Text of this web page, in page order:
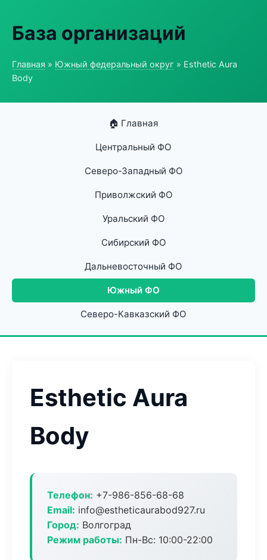
База организаций
Главная » Южный федеральный округ » Esthetic Aura
Body
🏠 Главная
Центральный ФО
Северо-Западный ФО
Приволжский ФО
Уральский ФО
Сибирский ФО
Дальневосточный ФО
Южный ФО
Северо-Кавказский ФО
Esthetic Aura
Body
Телефон: +7-986-856-68-68
Email: info@estheticaurabod927.ru
Город: Волгоград
Режим работы: Пн-Вс: 10:00-22:00